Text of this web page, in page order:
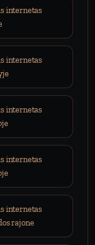
internetas
internetas
internetas
internetas
internetas
rajone